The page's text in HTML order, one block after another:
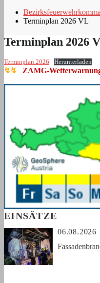
Terminplan 2026 VL
Terminplan 2026
Terminplan 2026 Herunterladen
↯↯ ZAMG-
EINSÄTZE
06.08.2026